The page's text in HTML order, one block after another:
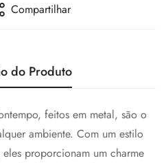
Compartilhar
do Produto
feitos em metal, são o
ambiente. Com um estilo
proporcionam um charme